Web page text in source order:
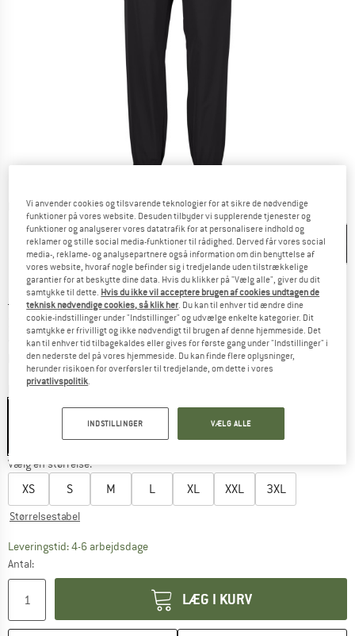
Detaljevisning
Original pris :
79,95€
Pris:
35,98€ inkl. moms.
KR268,97
plus ForsendelsesomkostningerOplysninger om
Farve:Black
Vælg en størrelse:
XS S M L XL XXL 3XL
Størrelsestabel
Leveringstid: 4-6 arbejdsdageLinket åbnes i en infoboks og indeholder
Antal:
LÆG I KURV
Vi anvender cookies og tilsvarende teknologier for at sikre de nødvendige
funktioner på vores website. Desuden tilbyder vi supplerende tjenester og
funktioner og analyserer vores datatrafik for at personalisere indhold og
reklamer og stille social media-funktioner til rådighed. Derved får vores social
media-, reklame- og analysepartnere også information om din benyttelse af
vores website, hvoraf nogle befinder sig i tredjelande uden tilstrækkelige
garantier for at beskytte dine data. Hvis du klikker på "Vælg alle", giver du dit
samtykke til dette. Hvis du ikke vil acceptere brugen af cookies undtagen de
teknisk nødvendige cookies, så klik her . Du kan til enhver tid ændre dine
cookie-indstillinger under "Indstillinger" og udvælge enkelte kategorier. Dit
samtykke er frivilligt og ikke nødvendigt til brugen af denne hjemmeside. Det
kan til enhver tid tilbagekaldes eller gives for første gang under "Indstillinger" i
den nederste del på vores hjemmeside. Du kan finde flere oplysninger,
herunder risikoen for overførsler til tredjelande, om dette i vores
privatlivspolitik
INDSTILLINGER VÆLG ALLE